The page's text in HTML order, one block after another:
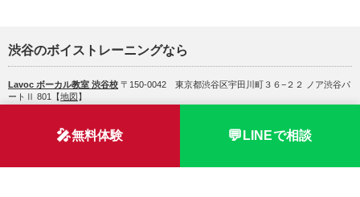
渋谷のボイストレーニングなら
Lavoc ボーカル教室 渋谷校 〒150-0042 東京都渋谷区宇田川町３６−２２ ノア渋谷パ
ートⅡ 801【地図】
運営者情報
🎤無料体験 💬 LINEで相談